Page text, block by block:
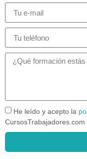
He leído y acepto la
CursosTrabajadores.com